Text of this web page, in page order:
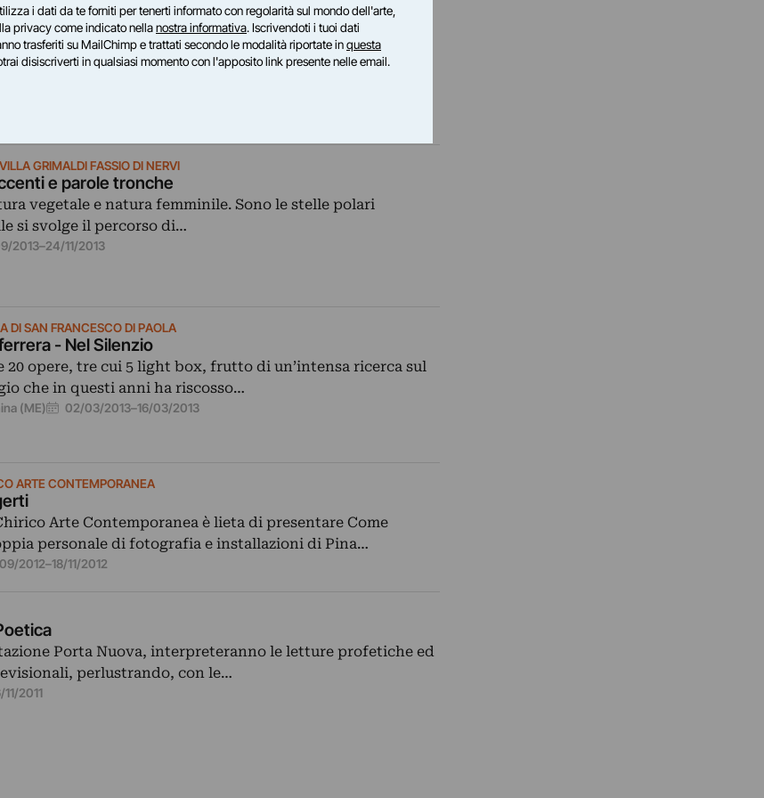
–21/12/2013
GRIMALDI FASSIO DI NERVI
e parole tronche
vegetale e natura femminile. Sono le stelle polari
si svolge il percorso di…
2013–24/11/2013
DI SAN FRANCESCO DI PAOLA
- Nel Silenzio
20 opere, tre cui 5 light box, frutto di un’intensa ricerca sul
che in questi anni ha riscosso…
(ME) 02/03/2013–16/03/2013
ARTE CONTEMPORANEA
Arte Contemporanea è lieta di presentare Come
personale di fotografia e installazioni di Pina…
2012–18/11/2012
Porta Nuova, interpreteranno le letture profetiche ed
perlustrando, con le…
2011
i dati da te forniti per tenerti informato con regolarità sul mondo dell'arte,
privacy come indicato nellanostra informativa. Iscrivendoti i tuoi dati
trasferiti su MailChimp e trattati secondo le modalità riportate inquesta
disiscriverti in qualsiasi momento con l'apposito link presente nelle email.